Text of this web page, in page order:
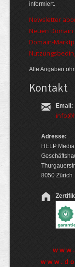
informiert.
Newsletter
Neuen
Domain-
Alle Angaben
Kontakt
Email:
Adresse:
HELP
8050 Zürich